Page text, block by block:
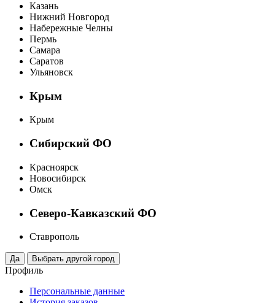
Казань
Нижний Новгород
Набережные Челны
Пермь
Самара
Саратов
Ульяновск
Крым
Крым
Сибирский ФО
Красноярск
Новосибирск
Омск
Северо-Кавказский ФО
Ставрополь
Профиль
Персональные данные